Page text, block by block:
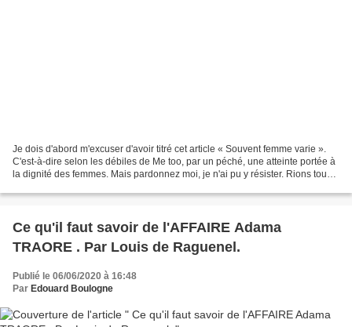
Je dois d'abord m'excuser d'avoir titré cet article « Souvent femme varie ».
C'est-à-dire selon les débiles de Me too, par un péché, une atteinte portée à
la dignité des femmes. Mais pardonnez moi, je n'ai pu y résister. Rions tous
Ce qu'il faut savoir de l'AFFAIRE Adama
TRAORE . Par Louis de Raguenel.
Publié le 06/06/2020 à 16:48
Par Edouard Boulogne